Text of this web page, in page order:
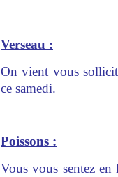
Verseau :
On vient vous
ce samedi.
Poissons :
Vous vous sentez en